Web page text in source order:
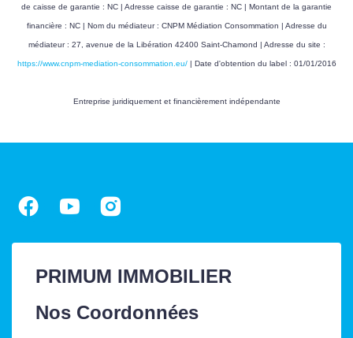
de caisse de garantie : NC | Adresse caisse de garantie : NC | Montant de la garantie
financière : NC | Nom du médiateur : CNPM Médiation Consommation | Adresse du
médiateur : 27, avenue de la Libération 42400 Saint-Chamond | Adresse du site :
https://www.cnpm-mediation-consommation.eu/| Date d'obtention du label : 01/01/2016
Entreprise juridiquement et financièrement indépendante
PRIMUM IMMOBILIER
Nos Coordonnées